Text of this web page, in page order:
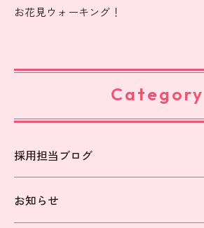
お花見ウォーキング！
Category
採用担当ブログ
お知らせ